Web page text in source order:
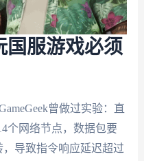
国服游戏必须
曾做过实验：直
个网络节点，数据包要
导致指令响应延迟超过